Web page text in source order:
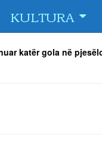
KULTURA
katër gola në